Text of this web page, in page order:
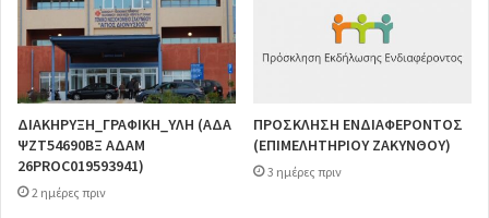
ΔΙΑΚΗΡΥΞΗ_ΓΡΑΦΙΚΗ_ΥΛΗ (ΑΔΑ
ΨΖΤ54690ΒΞ ΑΔΑΜ
26PROC019593941)
2 ημέρες πριν
ΠΡΟΣΚΛΗΣΗ ΕΝΔΙΑΦΕΡΟΝΤΟΣ
(ΕΠΙΜΕΛΗΤΗΡΙΟΥ ΖΑΚΥΝΘΟΥ)
3 ημέρες πριν